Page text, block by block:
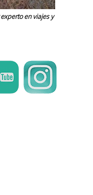
en viajes y